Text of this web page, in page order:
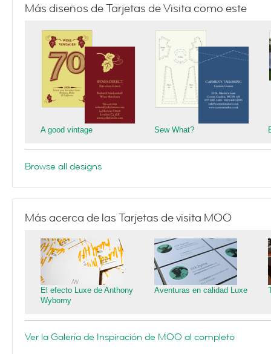
Más diseños de Tarjetas de Visita como este
A good vintage Sew What?
Browse all designs
Más acerca de las Tarjetas de visita MOO
El efecto Luxe de Anthony
Wyborny
Aventuras en calidad Luxe
Ver la Galería de Inspiración de MOO al completo